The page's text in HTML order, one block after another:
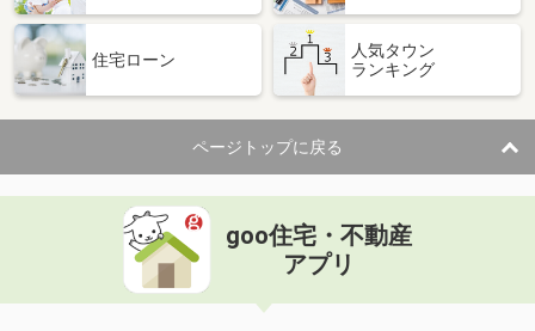
住宅ローン
人気タウン
ランキング
ページトップに戻る
goo住宅・不動産
アプリ